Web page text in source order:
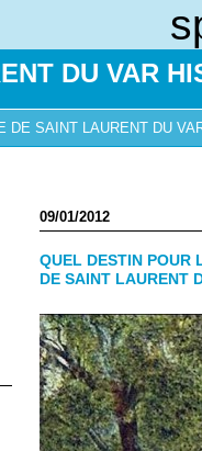
DU VAR
DE SAINT LAURENT DU
09/01/2012
QUEL DESTIN POUR
DE SAINT LAURENT